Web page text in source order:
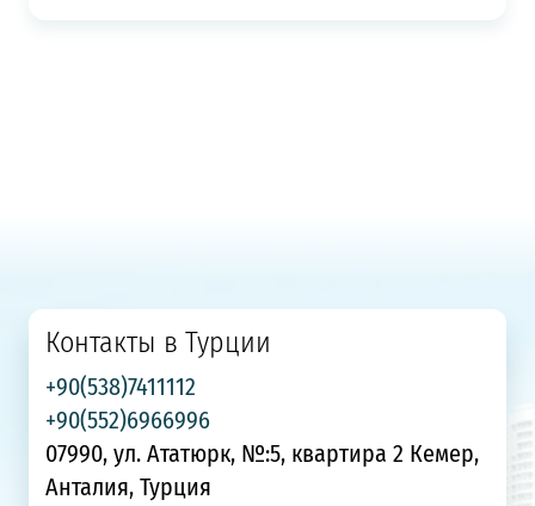
Контакты в Турции
+90(538)7411112
+90(552)6966996
07990, ул. Ататюрк, №:5, квартира 2 Кемер,
Анталия, Турция